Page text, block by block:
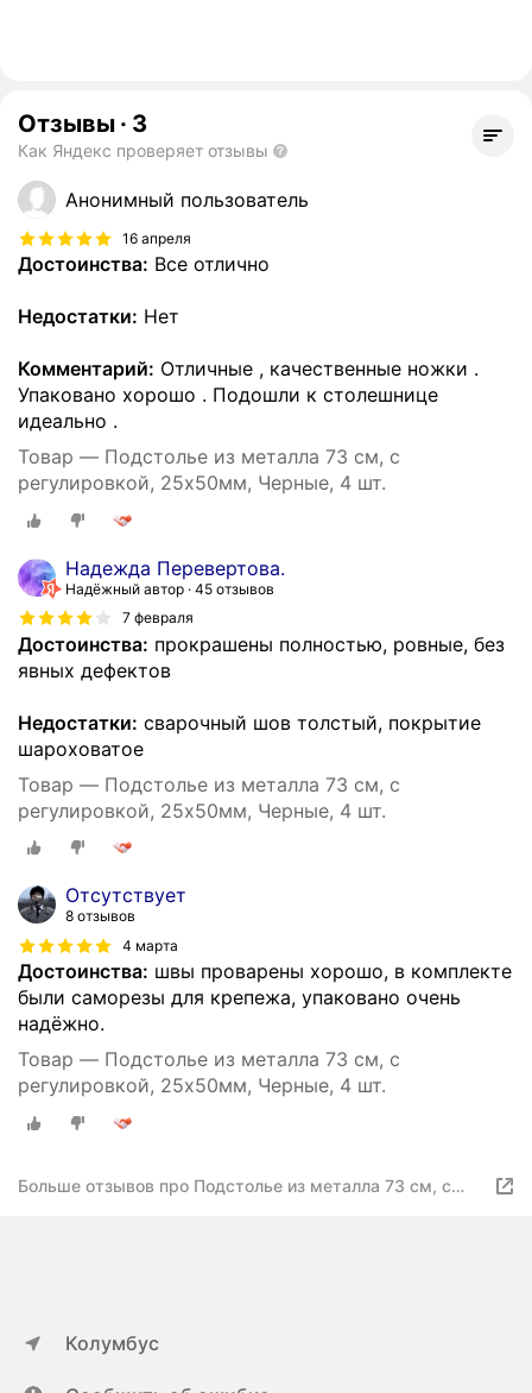
Отзывы · 3
Как Яндекс проверяет отзывы
Анонимный пользователь
16 апреля
Достоинства: Все отлично
Недостатки: Нет
Комментарий: Отличные , качественные ножки .
Упаковано хорошо . Подошли к столешнице
идеально .
Товар — Подстолье из металла 73 см, с
регулировкой, 25х50мм, Черные, 4 шт.
Надежда Перевертова.
Надёжный автор 45 отзывов
7 февраля
Достоинства: прокрашены полностью, ровные, без
явных дефектов
Недостатки: сварочный шов толстый, покрытие
шароховатое
Товар — Подстолье из металла 73 см, с
регулировкой, 25х50мм, Черные, 4 шт.
Отсутствует
8 отзывов
4 марта
Достоинства: швы проварены хорошо, в комплекте
были саморезы для крепежа, упаковано очень
надёжно.
Товар — Подстолье из металла 73 см, с
регулировкой, 25х50мм, Черные, 4 шт.
Больше отзывов про Подстолье из металла 73 см, с
Колумбус